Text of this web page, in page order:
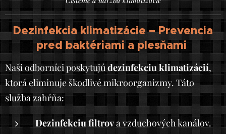
Dezinfekcia klimatizácie – Prevencia
pred baktériami a plesňami
Naši odborníci poskytujúdezinfekciu klimatizácií,
ktorá eliminuje škodlivé mikroorganizmy. Táto
služba zahŕňa:
Dezinfekciu filtrova vzduchových kanálov.